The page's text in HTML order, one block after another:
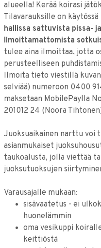
alueella! Kerää koirasi
Tilavarauksille on
hallissa sattuvista pissa-
Ilmoittamattomista
tulee aina ilmoittaa, jotta
perusteelliseen
Ilmoita tieto viestillä
selviää) numeroon 0400
maksetaan MobilePaylla
201012 24 (Noora
Juoksuaikainen narttu voi
asianmukaiset
taukoalusta, jolla viettää
juoksutuoksujen
Varausajalle mukaan:
sisävaatetus - ei
huonelämmin
oma vesikuppi
keittiöstä